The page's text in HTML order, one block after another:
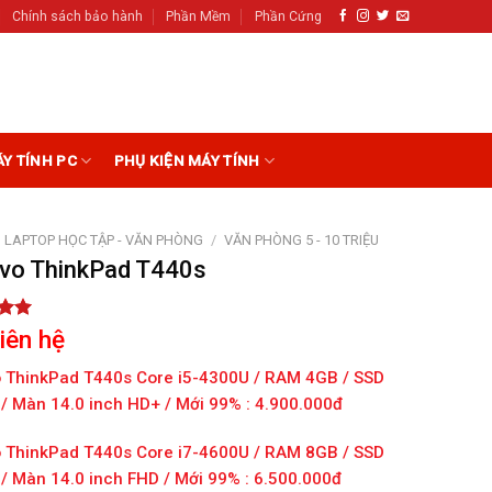
Chính sách bảo hành Phần Mềm Phần Cứng
TÍNH PC PHỤ KIỆN MÁY TÍNH
LAPTOP HỌC TẬP - VĂN PHÒNG / VĂN PHÒNG 5 - 10 TRIỆU
ThinkPad T440s
hệ
ThinkPad T440s Core i5-4300U / RAM 4GB / SSD
Màn 14.0 inch HD+ / Mới 99% : 4.900.000đ
ThinkPad T440s Core i7-4600U / RAM 8GB / SSD
Màn 14.0 inch FHD / Mới 99% : 6.500.000đ